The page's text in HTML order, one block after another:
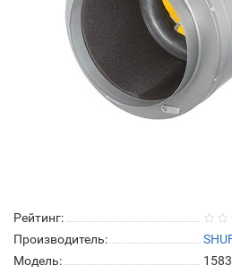
Рейтинг:
Производитель:
Модель: